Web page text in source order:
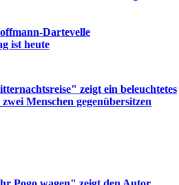
Dartevelle
ist heute